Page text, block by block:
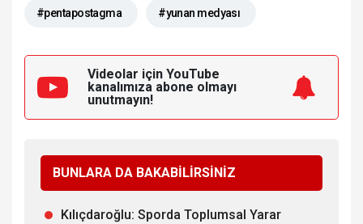
#pentapostagma #yunan medyası
Videolar için YouTube
kanalımıza abone olmayı
unutmayın!
BUNLARA DA BAKABİLİRSİNİZ
Kılıçdaroğlu: Sporda Toplumsal Yarar